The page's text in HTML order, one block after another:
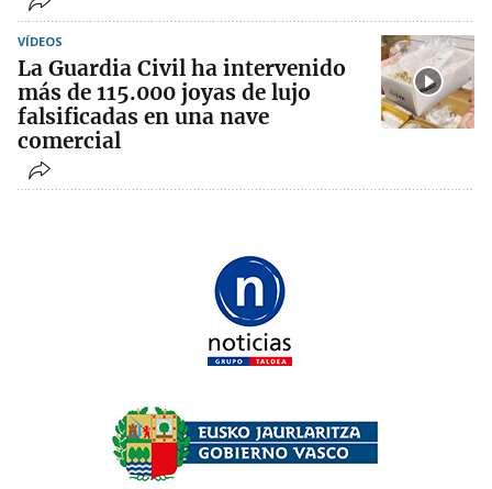
VÍDEOS
La Guardia Civil ha intervenido
más de 115.000 joyas de lujo
falsificadas en una nave
comercial